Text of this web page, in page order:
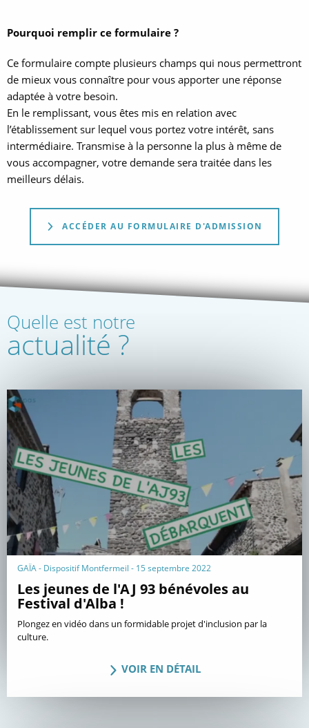
Pourquoi remplir ce formulaire ?
Ce formulaire compte plusieurs champs qui nous permettront
de mieux vous connaître pour vous apporter une réponse
adaptée à votre besoin.
En le remplissant, vous êtes mis en relation avec
l’établissement sur lequel vous portez votre intérêt, sans
intermédiaire. Transmise à la personne la plus à même de
vous accompagner, votre demande sera traitée dans les
meilleurs délais.
ACCÉDER AU FORMULAIRE D'ADMISSION
Quelle est notre
actualité ?
GAÏA - Dispositif Montfermeil - 15 septembre 2022
Les jeunes de l'AJ 93 bénévoles au
Festival d'Alba !
Plongez en vidéo dans un formidable projet d'inclusion par la
culture.
VOIR EN DÉTAIL